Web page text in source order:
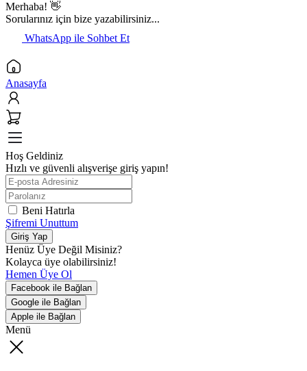
Merhaba! 👋
Sorularınız için bize yazabilirsiniz...
WhatsApp ile Sohbet Et
Anasayfa
Hoş Geldiniz
Hızlı ve güvenli alışverişe giriş yapın!
Beni Hatırla
Şifremi Unuttum
Giriş Yap
Henüz Üye Değil Misiniz?
Kolayca üye olabilirsiniz!
Hemen Üye Ol
Facebook ile Bağlan
Google ile Bağlan
Apple ile Bağlan
Menü